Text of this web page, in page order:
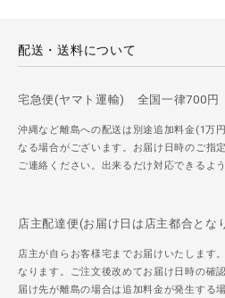
配送・送料について
宅急便(ヤマト運輸) 全国一律700円
沖縄など離島への配送は別途追加料金(1万
なる場合がございます。お届け日時のご指
ご連絡ください。出来るだけ対応できるよ
店主配達便(お届け日は店主都合とな
店主が自らお客様宅までお届けいたします
なります。ご注文後改めてお届け日時の確
届け先が離島の場合は追加料金が発生する